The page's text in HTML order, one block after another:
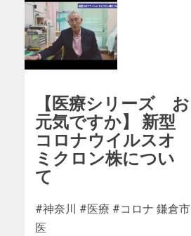
【医療シリーズ お
元気ですか】 新型
コロナウイルスオ
ミクロン株につい
て
#神奈川 #医療 #コロナ 鎌倉市
医